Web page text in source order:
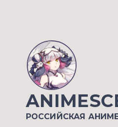
РОССИЙСКАЯ